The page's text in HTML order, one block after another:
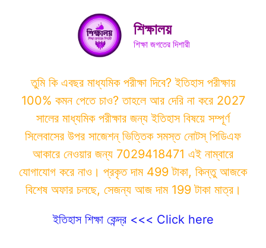
শিক্ষালয়
শিক্ষা জগতের দিশারী
তুমি কি এবছর মাধ্যমিক পরীক্ষা দিবে? ইতিহাস পরীক্ষায়
100% কমন পেতে চাও? তাহলে আর দেরি না করে 2027
সালের মাধ্যমিক পরীক্ষার জন্য ইতিহাস বিষয়ে সম্পূর্ণ
সিলেবাসের উপর সাজেশন্ ভিত্তিক সমস্ত নোটস্ পিডিএফ
আকারে নেওয়ার জন্য 7029418471 এই নাম্বারে
যোগাযোগ করে নাও। প্রকৃত দাম 499 টাকা, কিন্তু আজকে
বিশেষ অফার চলছে, সেজন্য আজ দাম 199 টাকা মাত্র।
ইতিহাস শিক্ষা কেন্দ্র <<< Click here